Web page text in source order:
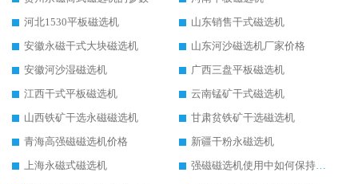
河北1530平板磁选机
山东销售干式磁选机
安徽永磁干式大块磁选机
山东河沙磁选机厂家价格
安徽河沙湿磁选机
广西三盘平板磁选机
江西干式平板磁选机
云南锰矿干式磁选机
山西铁矿干选永磁磁选机
甘肃贫铁矿干选磁选机
青海高强磁磁选机价格
新疆干粉永磁选机
上海永磁式磁选机
强磁磁选机使用中如何保持其顺畅运行